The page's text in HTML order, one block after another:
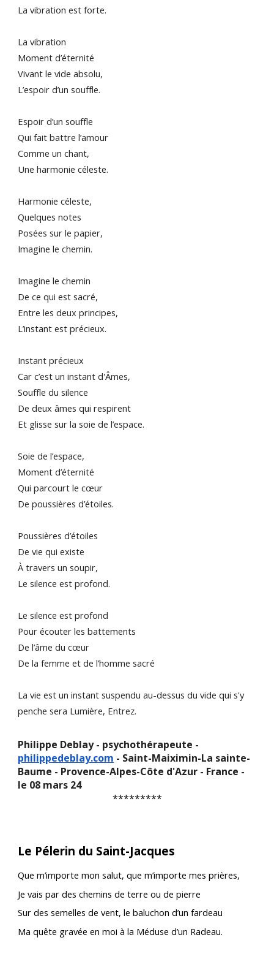
La vibration est forte.
La vibration
Moment d’éternité
Vivant le vide absolu,
L’espoir d’un souffle.
Espoir d’un souffle
Qui fait battre l’amour
Comme un chant,
Une harmonie céleste.
Harmonie céleste,
Quelques notes
Posées sur le papier,
Imagine le chemin.
Imagine le chemin
De ce qui est sacré,
Entre les deux principes,
L’instant est précieux.
Instant précieux
Car c’est un instant d'Âmes,
Souffle du silence
De deux âmes qui respirent
Et glisse sur la soie de l’espace.
Soie de l’espace,
Moment d’éternité
Qui parcourt le cœur
De poussières d’étoiles.
Poussières d’étoiles
De vie qui existe
À travers un soupir,
Le silence est profond.
Le silence est profond
Pour écouter les battements
De l’âme du cœur
De la femme et de l’homme sacré
La vie est un instant suspendu au-dessus du vide qui s'y
penche sera Lumière, Entrez.
Philippe Deblay - psychothérapeute -
philippedeblay.com - Saint-Maiximin-La sainte-
Baume - Provence-Alpes-Côte d'Azur - France -
le 08 mars 24
*********
Le Pélerin du Saint-Jacques
Que m’importe mon salut, que m’importe mes prières,
Je vais par des chemins de terre ou de pierre
Sur des semelles de vent, le baluchon d’un fardeau
Ma quête gravée en moi à la Méduse d’un Radeau.